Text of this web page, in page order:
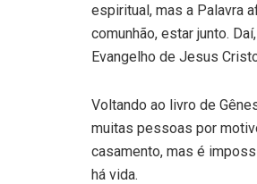
espiritual, mas a Palavra
comunhão, estar junto.
Evangelho de Jesus
Voltando ao livro de
muitas pessoas por
casamento, mas é
há vida.